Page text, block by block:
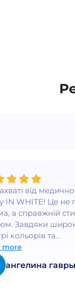
від
IN WHITE! Це не
а справжній
Завдяки
кольорів та
крою, я
впевнено та
more
ангелина